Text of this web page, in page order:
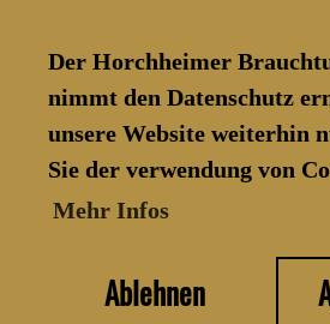
Der Horchheimer
nimmt den Datenschutz
unsere Website weiterhin
Sie der verwendung von
Mehr Infos
Ablehnen
© Horchheimer
Erstellt mit ClubDesk